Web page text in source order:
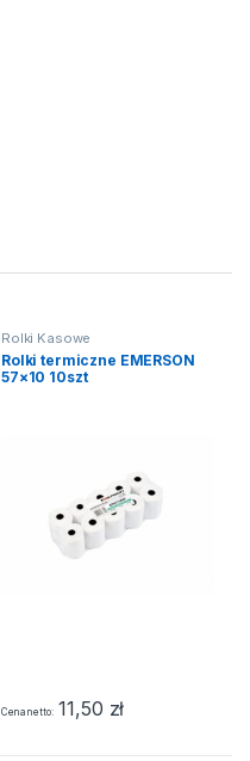
Rolki Kasowe
Rolki termiczne EMERSON
57×10 10szt
Cena netto 11,50 zł